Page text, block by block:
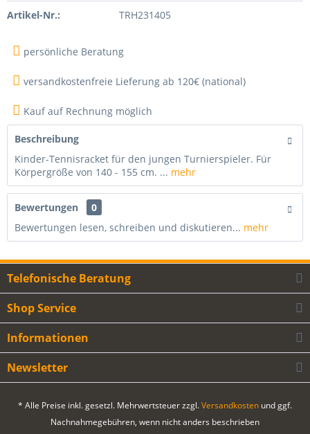
Artikel-Nr.: TRH231405
persönliche Beratung
versandkostenfreie Lieferung ab 120€ (national)
Kauf auf Rechnung möglich
Beschreibung
Kinder-Tennisracket für den jungen Turnierspieler. Für
Körpergröße von 140 - 155 cm. ... mehr
Bewertungen
0
Bewertungen lesen, schreiben und diskutieren... mehr
Telefonische Beratung
Shop Service
Informationen
Newsletter
* Alle Preise inkl. gesetzl. Mehrwertsteuer zzgl.Versandkosten und ggf.
Nachnahmegebühren, wenn nicht anders beschrieben